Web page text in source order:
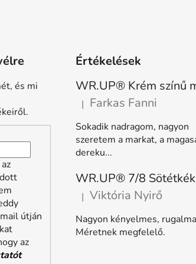
és mi
útján
az
Értékelések
A termék értékelése 5-ből 5
| Farkas Fanni
Sokadik nadragom, nagyon
szeretem a markat, a
dereku...
A termék értékelése 5-ből 5
| Viktória Nyirő
Nagyon kényelmes,
Méretnek megfelelő.